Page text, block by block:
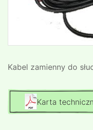
Kabel zamienny do
Karta